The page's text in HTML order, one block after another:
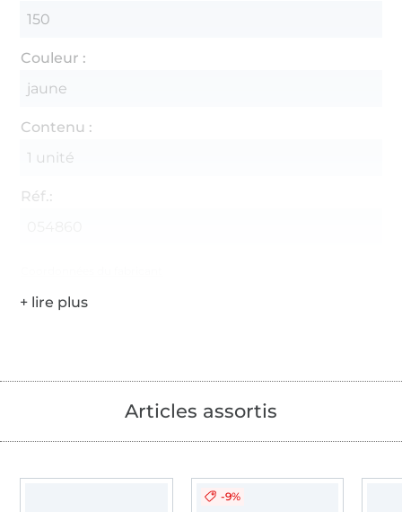
150
Couleur :
jaune
Contenu :
1 unité
Réf.:
Articles assortis
-9%